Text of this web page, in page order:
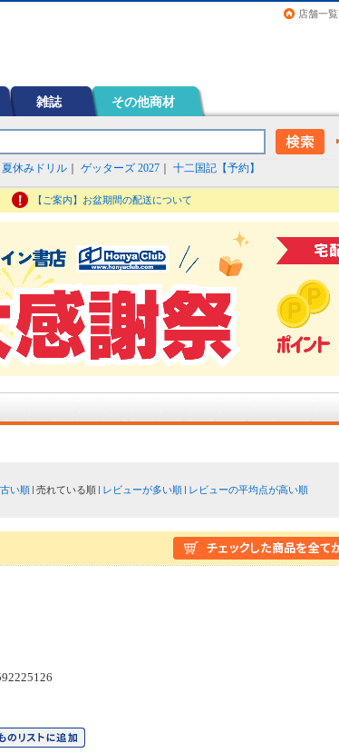
店舗一覧
雑誌 その他商材
夏休みドリル ゲッターズ 2027 十二国記【予約】
【ご案内】お盆期間の配送について
い順 売れている順 レビューが多い順
レビューの平均点が高い順